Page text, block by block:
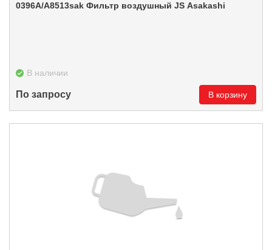
0396А/A8513sak Фильтр воздушный JS Asakashi
В наличии
По запросу В корзину